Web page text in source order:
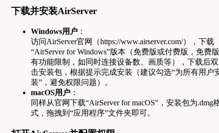
下载并安装AirServer
Windows用户 ：
访问AirServer官网（https://www.airserver.com/），下载
“AirServer for Windows”版本（免费版或付费版，免费版
有功能限制，如同时连接设备数、画质等），下载后双
击安装包，根据提示完成安装（建议勾选“为所有用户
装”，避免权限问题）。
macOS用户 ：
同样从官网下载“AirServer for macOS”，安装包为.dmg
式，拖拽到“应用程序”文件夹即可。